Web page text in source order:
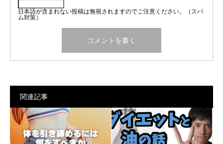
日本語が含まれない投稿は無視されますのでご注意ください。（スパ
ム対策）
関連記事